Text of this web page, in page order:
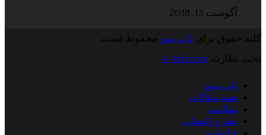
آگوست 13, 2018
کلیه حقوق برای تاپ نیوز
محفوظ است.
تحت نظارت e-teb.com
تاپ نیوز
همه مقالات
سلامت
مغز و اعصاب